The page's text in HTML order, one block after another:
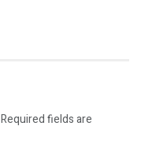
Required fields are